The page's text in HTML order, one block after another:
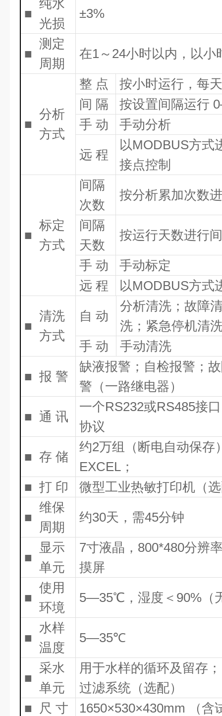
■
纯水
光损
±3%
■
测定
周期
在1～24小时以内，以小
■
分析
方式
整 点
按小时运行，每
间 隔
按设置间隔运行
手 动
手动分析
远 程
以MODBUS方式
接点控制
■
标定
方式
间隔
次数
按分析累加次数
间隔
天数
按运行天数进行
手 动
手动标定
远 程
以MODBUS方式
■
清洗
方式
自 动
分析清洗；故障
洗；紧急停机清
手 动
手动清洗
■ 报 警
缺液报警；自检报警；
警（一路继电器）
■ 通 讯
一个RS232或RS485接
协议
■ 存 储
约2万组（断电自动保存
EXCEL；
■ 打 印 微型工业热敏打印机（
■
维保
周期
约30天，需45分钟
■
显示
单元
7寸液晶，800*480分辨
摸屏
■
使用
环境
5—35℃，湿度＜90%（
■
水样
温度
5—35℃
■
采水
单元
用于水样的循环及留存
过滤系统（选配）
■
尺 寸
1650×530×430mm （含